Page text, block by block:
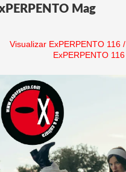
Mag
Visualizar ExPERPENTO 116 /
ExPERPENTO 116